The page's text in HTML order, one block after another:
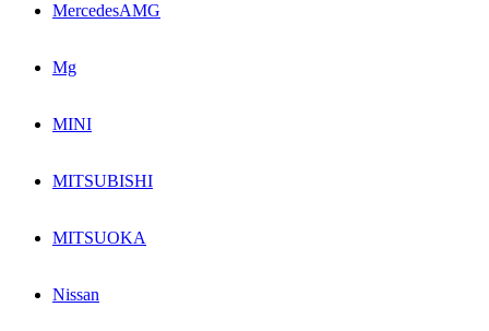
MercedesAMG
Mg
MINI
MITSUBISHI
MITSUOKA
Nissan